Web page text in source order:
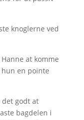
knoglerne ved
at komme
en pointe
det godt at
bagdelen i